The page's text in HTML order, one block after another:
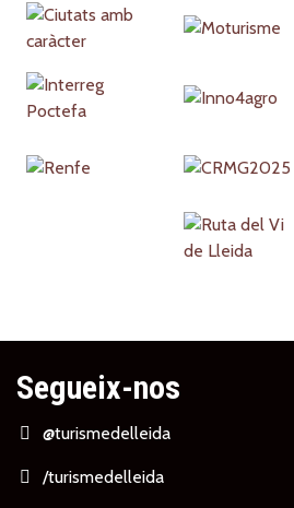
Partners
Segueix-nos
@turismedelleida
/turismedelleida